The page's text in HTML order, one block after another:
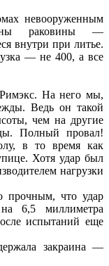
невооруженным
раковины —
внутри при литье.
— не 400, а все
На него мы,
Ведь он такой
чем на другие
Полный провал!
в то время как
Хотя удар был
нагрузки
прочным, что удар
6,5 миллиметра
испытаний еще
закраина —